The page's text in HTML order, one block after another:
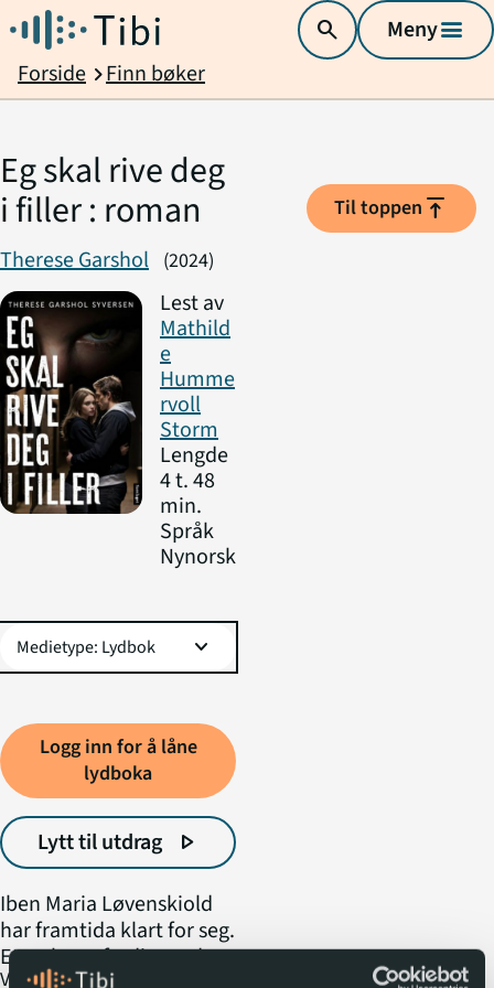
search Menymenu
Forside chevron_rightFinn bøker
Eg skal rive deg
i filler : roman
Therese Garshol (2024)
Lest av
Mathild
e
Humme
rvoll
Storm
Lengde
4 t. 48
min.
Språk
Nynorsk
expand_more
Logg inn for å låne
lydboka
Lytt til utdrag
play_arrow
Iben Maria Løvenskiold
har framtida klart for seg.
Etter ho er ferdig med
Vis merexpand_more
Til toppen vertical_align_top